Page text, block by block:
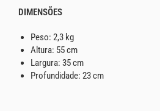
DIMENSÕES
Peso: 2,3 kg
Altura: 55 cm
Largura: 35 cm
Profundidade: 23 cm